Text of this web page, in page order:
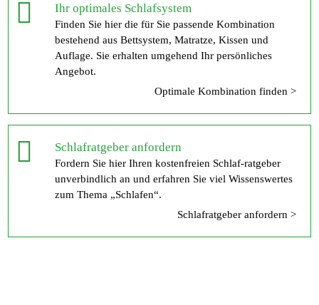
Ihr optimales Schlafsystem
Finden Sie hier die für Sie passende Kombination
bestehend aus Bettsystem, Matratze, Kissen und
Auflage. Sie erhalten umgehend Ihr persönliches
Angebot.
Optimale Kombination finden >
Schlafratgeber anfordern
Fordern Sie hier Ihren kostenfreien Schlaf-ratgeber
unverbindlich an und erfahren Sie viel Wissenswertes
zum Thema „Schlafen“.
Schlafratgeber anfordern >